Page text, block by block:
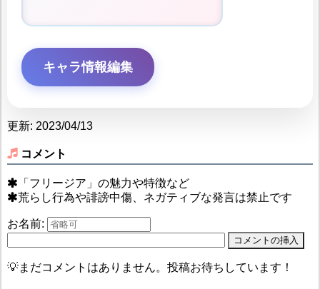
キャラ情報編集
更新: 2023/04/13
コメント
「フリージア」の魅力や特徴など
荒らし行為や誹謗中傷、ネガティブな発言は禁止です
お名前:
💡まだコメントはありません。投稿お待ちしています！